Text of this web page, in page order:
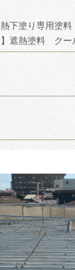
熱下塗り専用塗
】遮熱塗料 ク